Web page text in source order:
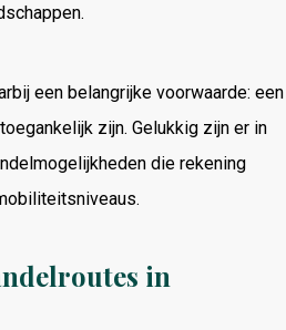
een belangrijke voorwaarde: een
zijn. Gelukkig zijn er in
die rekening
in